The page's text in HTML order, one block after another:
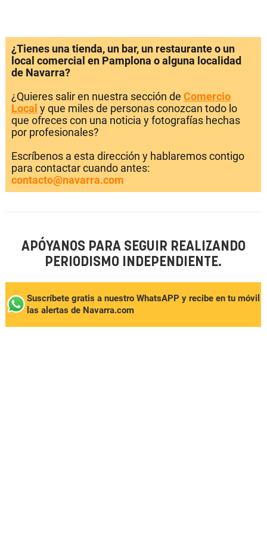
¿Tienes una tienda, un bar, un restaurante o un
local comercial en Pamplona o alguna localidad
de Navarra?
¿Quieres salir en nuestra sección de Comercio
Local y que miles de personas conozcan todo lo
que ofreces con una noticia y fotografías hechas
por profesionales?
Escríbenos a esta dirección y hablaremos contigo
para contactar cuando antes:
contacto@navarra.com
APÓYANOS PARA SEGUIR REALIZANDO
PERIODISMO INDEPENDIENTE.
Suscríbete gratis a nuestro WhatsAPP y recibe en tu móvil
las alertas de Navarra.com